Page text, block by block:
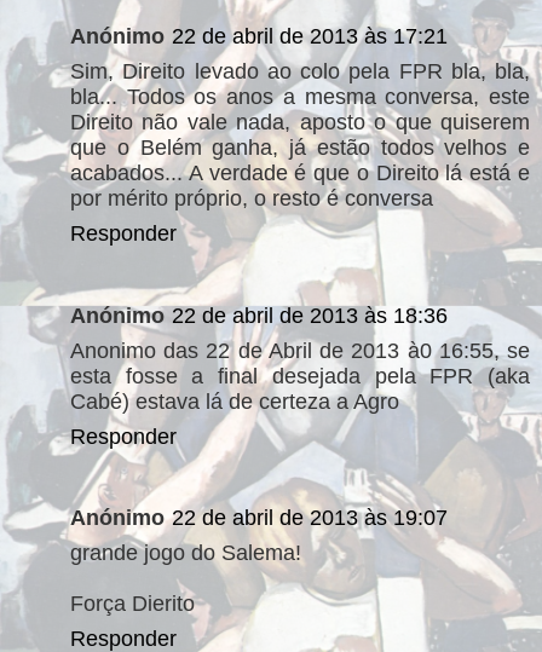
Anónimo 22 de abril de 2013 às 17:21
Sim, Direito levado ao colo pela FPR bla, bla,
bla... Todos os anos a mesma conversa, este
Direito não vale nada, aposto o que quiserem
que o Belém ganha, já estão todos velhos e
acabados... A verdade é que o Direito lá está e
por mérito próprio, o resto é conversa
Responder
Anónimo 22 de abril de 2013 às 18:36
Anonimo das 22 de Abril de 2013 à0 16:55, se
esta fosse a final desejada pela FPR (aka
Cabé) estava lá de certeza a Agro
Responder
Anónimo 22 de abril de 2013 às 19:07
grande jogo do Salema!
Força Dierito
Responder